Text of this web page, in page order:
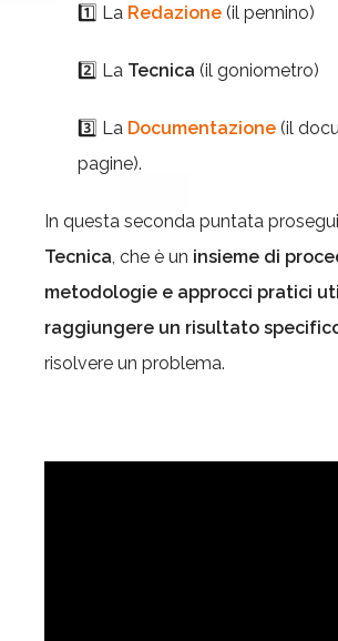
1️⃣ La Redazione (il pennino)
2️⃣ La Tecnica (il goniometro)
3️⃣ La Documentazione (il
pagine).
In questa seconda puntata
Tecnica, che è un insieme di
metodologie e approcci pratici
raggiungere un risultato
risolvere un problema.